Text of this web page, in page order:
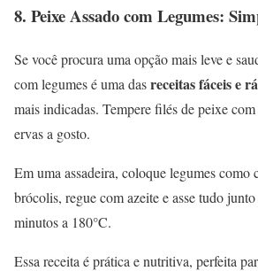
8. Peixe Assado com Legumes:
Se você procura uma opção mais leve e
com legumes é uma dasreceitas fáceis e
mais indicadas. Tempere filés de peixe
ervas a gosto.
Em uma assadeira, coloque legumes como
brócolis, regue com azeite e asse tudo
minutos a 180°C.
Essa receita é prática e nutritiva, perfeita